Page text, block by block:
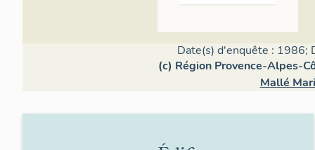
Date(s) d'enquête : 1986;
(c) Région Provence-Alpes-
Mallé